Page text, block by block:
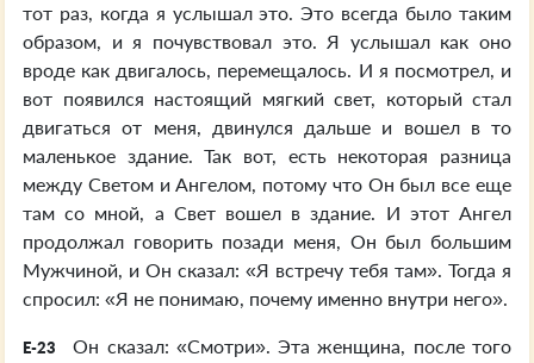
тот раз, когда я услышал это. Это всегда было таким
образом, и я почувствовал это. Я услышал как оно
вроде как двигалось, перемещалось. И я посмотрел, и
вот появился настоящий мягкий свет, который стал
двигаться от меня, двинулся дальше и вошел в то
маленькое здание. Так вот, есть некоторая разница
между Светом и Ангелом, потому что Он был все еще
там со мной, а Свет вошел в здание. И этот Ангел
продолжал говорить позади меня, Он был большим
Мужчиной, и Он сказал: «Я встречу тебя там». Тогда я
спросил: «Я не понимаю, почему именно внутри него».
E-23 Он сказал: «Смотри». Эта женщина, после того